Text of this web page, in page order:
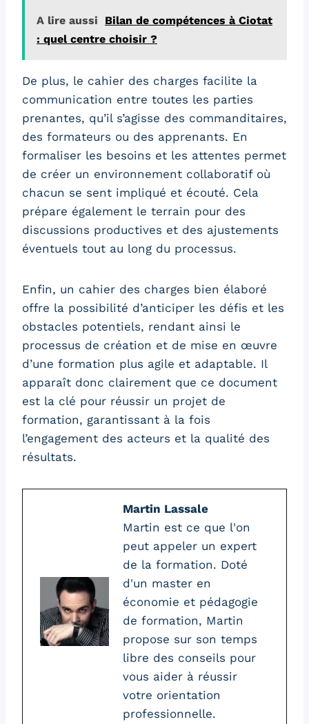
A lire aussi
Bilan de compétences à Ciotat
: quel centre choisir ?
De plus, le cahier des charges facilite la
communication entre toutes les parties
prenantes, qu’il s’agisse des commanditaires,
des formateurs ou des apprenants. En
formaliser les besoins et les attentes permet
de créer un environnement collaboratif où
chacun se sent impliqué et écouté. Cela
prépare également le terrain pour des
discussions productives et des ajustements
éventuels tout au long du processus.
Enfin, un cahier des charges bien élaboré
offre la possibilité d’anticiper les défis et les
obstacles potentiels, rendant ainsi le
processus de création et de mise en œuvre
d’une formation plus agile et adaptable. Il
apparaît donc clairement que ce document
est la clé pour réussir un projet de
formation, garantissant à la fois
l’engagement des acteurs et la qualité des
résultats.
Martin Lassale
Martin est ce que l'on
peut appeler un expert
de la formation. Doté
d'un master en
économie et pédagogie
de formation, Martin
propose sur son temps
libre des conseils pour
vous aider à réussir
votre orientation
professionnelle.